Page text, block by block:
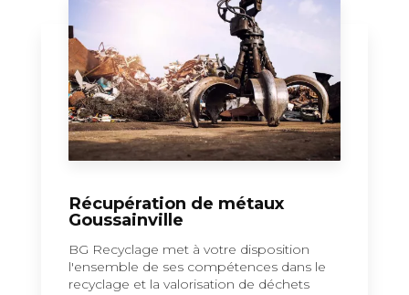
Récupération de métaux
Goussainville
BG Recyclage met à votre disposition
l'ensemble de ses compétences dans le
recyclage et la valorisation de déchets